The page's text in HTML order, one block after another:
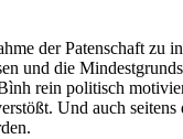
der Patenschaft zu
die
rein politisch
Und auch